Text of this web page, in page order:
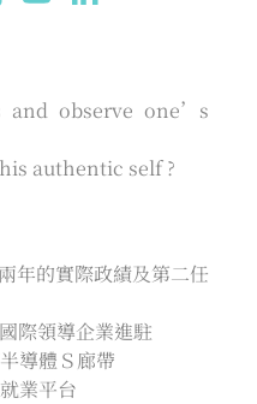
observe one’s
authentic self ?
年的實際政績及第二任
際領導企業進駐
導體Ｓ廊帶
業平台